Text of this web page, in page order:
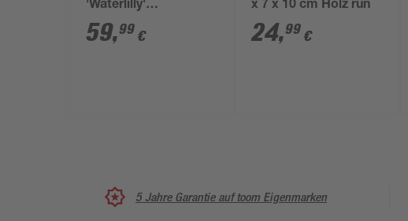
'Waterlilly'
schwarz/naturfarben
Ø 25 x 43 cm
59,99 €
x 7 x 10 cm Holz run
24,99 €
5 Jahre Garantie auf toom Eigenmarken